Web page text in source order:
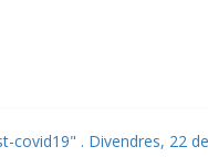
covid19" . Divendres, 22